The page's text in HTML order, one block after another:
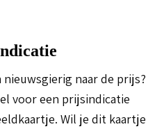
naar de prijs?
voor een prijsindicatie
Wil je dit kaartje